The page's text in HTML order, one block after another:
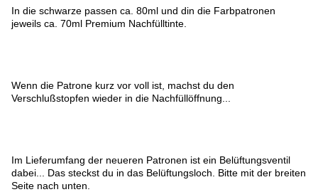
In die schwarze passen ca. 80ml und din die Farbpatronen
jeweils ca. 70ml Premium Nachfülltinte.
Wenn die Patrone kurz vor voll ist, machst du den
Verschlußstopfen wieder in die Nachfüllöffnung...
Im Lieferumfang der neueren Patronen ist ein Belüftungsventil
dabei... Das steckst du in das Belüftungsloch. Bitte mit der breiten
Seite nach unten.